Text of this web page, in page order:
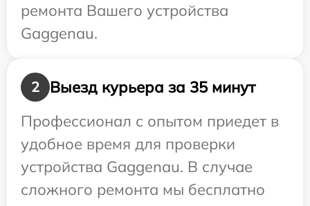
ремонта Вашего устройства
Gaggenau.
2
Выезд курьера за 35 минут
Профессионал с опытом приедет в
удобное время для проверки
устройства Gaggenau. В случае
сложного ремонта мы бесплатно